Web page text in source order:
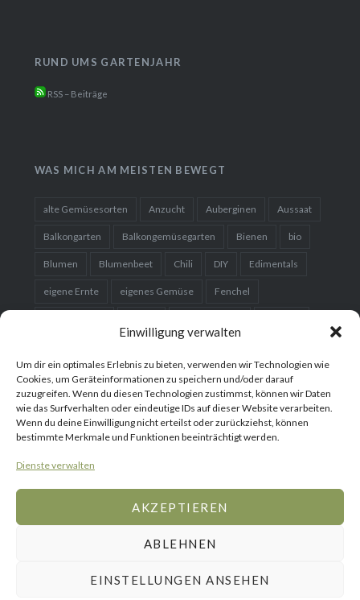
Einwilligung verwalten
Um dir ein optimales Erlebnis zu bieten, verwenden wir Technologien wie
Cookies, um Geräteinformationen zu speichern und/oder darauf
zuzugreifen. Wenn du diesen Technologien zustimmst, können wir Daten
wie das Surfverhalten oder eindeutige IDs auf dieser Website verarbeiten.
Wenn du deine Einwilligung nicht erteilst oder zurückziehst, können
bestimmte Merkmale und Funktionen beeinträchtigt werden.
Dienste verwalten
AKZEPTIEREN
ABLEHNEN
EINSTELLUNGEN ANSEHEN
RUND UMS GARTENJAHR
RSS – Beiträge
WAS MICH AM MEISTEN BEWEGT
alte Gemüsesorten Anzucht Auberginen Aussaat
Balkongarten Balkongemüsegarten Bienen bio
Blumen Blumenbeet Chili DIY Edimentals
eigene Ernte eigenes Gemüse Fenchel
Hochbeet Karotten Kartoffeln Kleingarten
Kohl Kräuter Kürbis nachhaltig Obst
Obstbaum Organic Paprika Permakultur
Rezepte
mich